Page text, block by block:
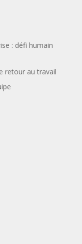
: défi humain
retour au travail